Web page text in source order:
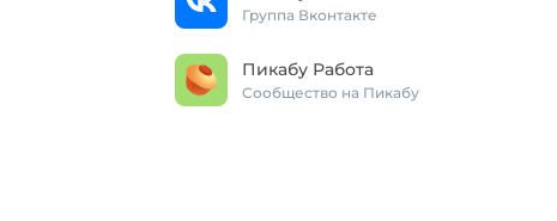
Группа Вконтакте
Пикабу Работа
Сообщество на Пикабу